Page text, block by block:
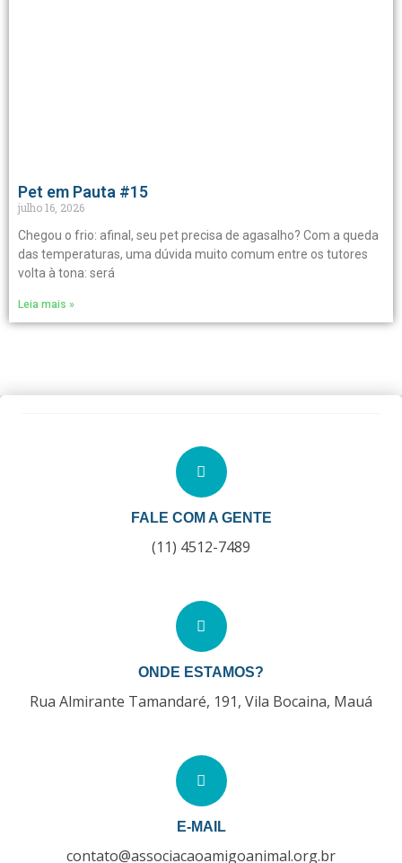
Pet em Pauta #15
julho 16, 2026
Chegou o frio: afinal, seu pet precisa de agasalho? Com a queda
das temperaturas, uma dúvida muito comum entre os tutores
volta à tona: será
Leia mais »
FALE COM A GENTE
(11) 4512-7489
ONDE ESTAMOS?
Rua Almirante Tamandaré, 191, Vila Bocaina, Mauá
E-MAIL
contato@associacaoamigoanimal.org.br